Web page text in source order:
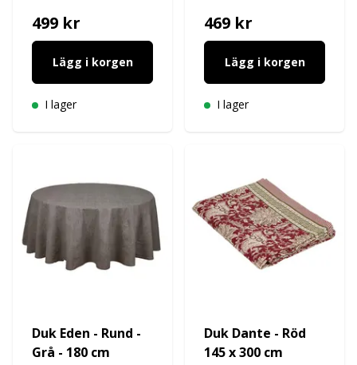
499 kr
Lägg i korgen
I lager
469 kr
Lägg i korgen
I lager
Duk Eden - Rund -
Grå - 180 cm
Duk Dante - Röd
145 x 300 cm